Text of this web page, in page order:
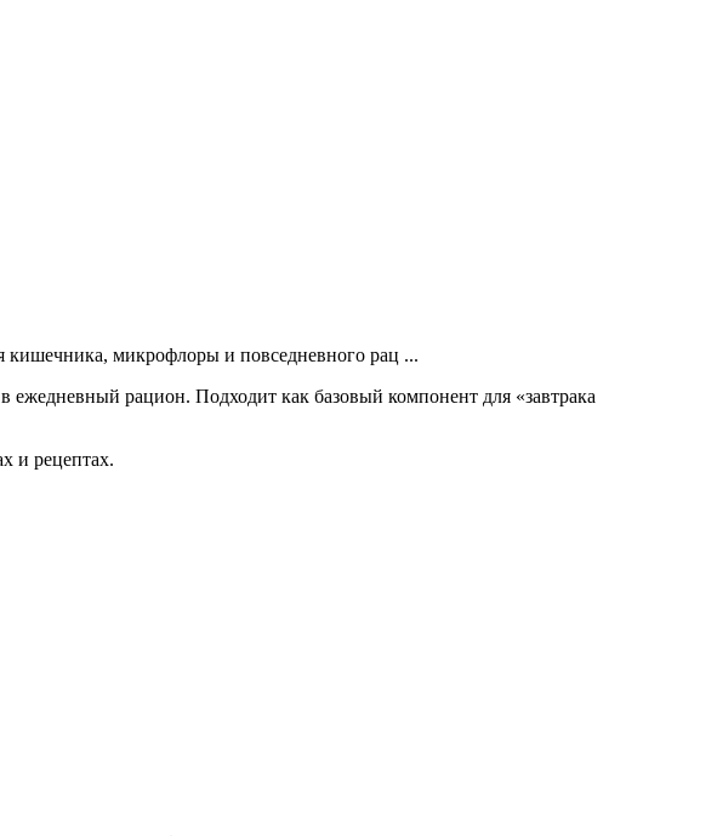
микрофлоры и повседневного рац ...
рацион. Подходит как базовый компонент для «завтрака
и рецептах.